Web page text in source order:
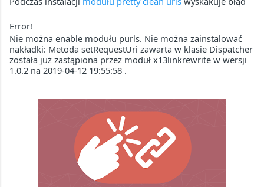
Error!
Nie można enable modułu purls. Nie można zainstalować
nakładki: Metoda setRequestUri zawarta w klasie Dispatcher
została już zastąpiona przez moduł x13linkrewrite w wersji
1.0.2 na 2019-04-12 19:55:58 .